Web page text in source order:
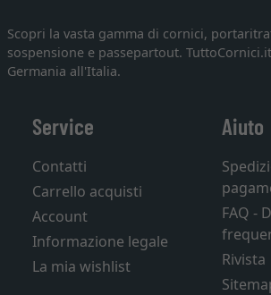
Scopri la vasta gamma di cornici,
sospensione e passepartout.
Germania all'Italia.
Service
Contatti
Carrello acquisti
Account
Informazione legale
La mia wishlist
Aiuto
FAQ -
Rivista